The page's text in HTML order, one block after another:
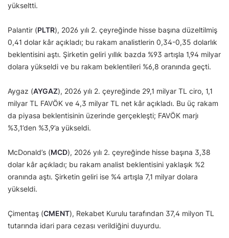
yükseltti.
Palantir (PLTR), 2026 yılı 2. çeyreğinde hisse başına düzeltilmiş
0,41 dolar kâr açıkladı; bu rakam analistlerin 0,34-0,35 dolarlık
beklentisini aştı. Şirketin geliri yıllık bazda %93 artışla 1,94 milyar
dolara yükseldi ve bu rakam beklentileri %6,8 oranında geçti.
Aygaz (AYGAZ), 2026 yılı 2. çeyreğinde 29,1 milyar TL ciro, 1,1
milyar TL FAVÖK ve 4,3 milyar TL net kâr açıkladı. Bu üç rakam
da piyasa beklentisinin üzerinde gerçekleşti; FAVÖK marjı
%3,1’den %3,9’a yükseldi.
McDonald’s (MCD), 2026 yılı 2. çeyreğinde hisse başına 3,38
dolar kâr açıkladı; bu rakam analist beklentisini yaklaşık %2
oranında aştı. Şirketin geliri ise %4 artışla 7,1 milyar dolara
yükseldi.
Çimentaş (CMENT), Rekabet Kurulu tarafından 37,4 milyon TL
tutarında idari para cezası verildiğini duyurdu.